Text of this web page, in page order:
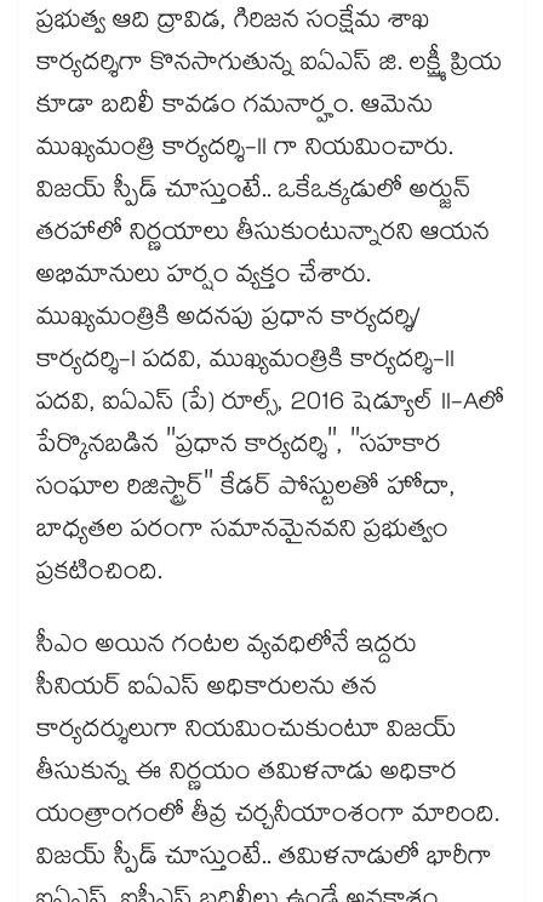
ప్రభుత్వ ఆది ద్రావిడ, గిరిజన సంక్షేమ శాఖ
కార్యదర్శిగా కొనసాగుతున్న ఐఏఎస్ జి. లక్ష్మీ ప్రియ
కూడా బదిలీ కావడం గమనార్హం. ఆమెను
ముఖ్యమంత్రి కార్యదర్శి-II గా నియమించారు.
విజయ్ స్పీడ్ చూస్తుంటే.. ఒకేఒక్కడులో అర్జున్
తరహాలో నిర్ణయాలు తీసుకుంటున్నారని ఆయన
అభిమానులు హర్షం వ్యక్తం చేశారు.
ముఖ్యమంత్రికి అదనపు ప్రధాన కార్యదర్శి/
కార్యదర్శి-I పదవి, ముఖ్యమంత్రికి కార్యదర్శి-II
పదవి, ఐఏఎస్ (పే) రూల్స్, 2016 షెడ్యూల్ II-Aలో
పేర్కొనబడిన "ప్రధాన కార్యదర్శి", "సహకార
సంఘాల రిజిస్ట్రార్" కేడర్ పోస్టులతో హోదా,
బాధ్యతల పరంగా సమానమైనవని ప్రభుత్వం
ప్రకటించింది.
సీఎం అయిన గంటల వ్యవధిలోనే ఇద్దరు
సీనియర్ ఐఏఎస్ అధికారులను తన
కార్యదర్శులుగా నియమించుకుంటూ విజయ్
తీసుకున్న ఈ నిర్ణయం తమిళనాడు అధికార
యంత్రాంగంలో తీవ్ర చర్చనీయాంశంగా మారింది.
విజయ్ స్పీడ్ చూస్తుంటే.. తమిళనాడులో భారీగా